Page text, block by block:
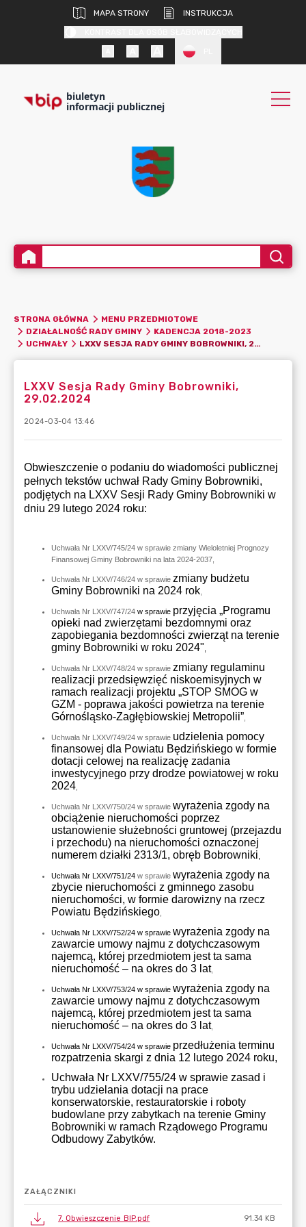
MAPA STRONY
INSTRUKCJA
biuletyn
informacji publicznej
STRONA GŁÓWNA
MENU PRZEDMIOTOWE
DZIAŁALNOŚĆ RADY GMINY
KADENCJA 2018-2023
UCHWAŁY
LXXV SESJA RADY GMINY BOBROWNIKI, 29.02.2024
LXXV Sesja Rady Gminy Bobrowniki,
29.02.2024
2024-03-04 13:46
ZAŁĄCZNIKI
7. Obwieszczenie BIP.pdf 91.34 KB